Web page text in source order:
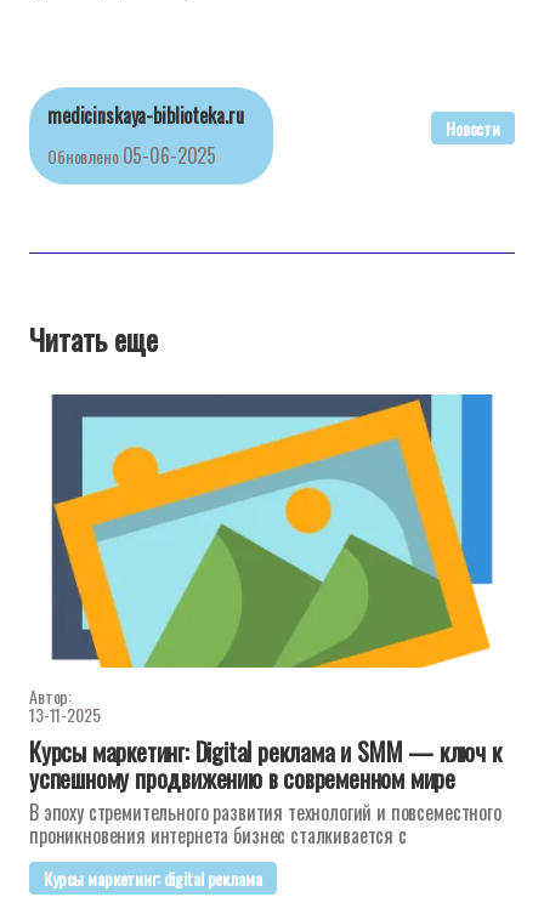
medicinskaya-biblioteka.ru
Обновлено 05-06-2025
Новости
Читать еще
Автор:
13-11-2025
Курсы маркетинг: Digital реклама и SMM — ключ к
успешному продвижению в современном мире
В эпоху стремительного развития технологий и повсеместного
проникновения интернета бизнес сталкивается с
Курсы маркетинг: digital реклама